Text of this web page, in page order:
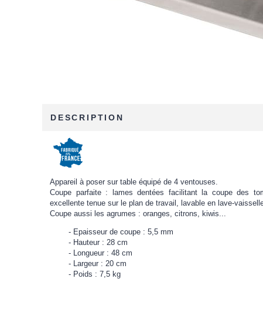
DESCRIPTION
Appareil à poser sur table équipé de 4 ventouses.
Coupe parfaite : lames dentées facilitant la coupe des
excellente tenue sur le plan de travail, lavable en lave-
Coupe aussi les agrumes : oranges, citrons, kiwis...
Epaisseur de coupe : 5,5 mm
Hauteur : 28 cm
Longueur : 48 cm
Largeur : 20 cm
Poids : 7,5 kg